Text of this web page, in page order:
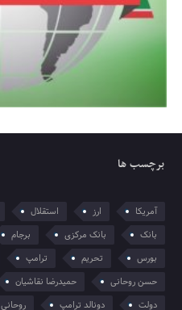
برچسب ها
آمریکا ارز استقلال
بانک
بانک مرکزی برجام
بورس
تحریم ترامپ
حسن روحانی
حمیدرضا نقاشیان
دولت
دونالد ترامپ روحانی